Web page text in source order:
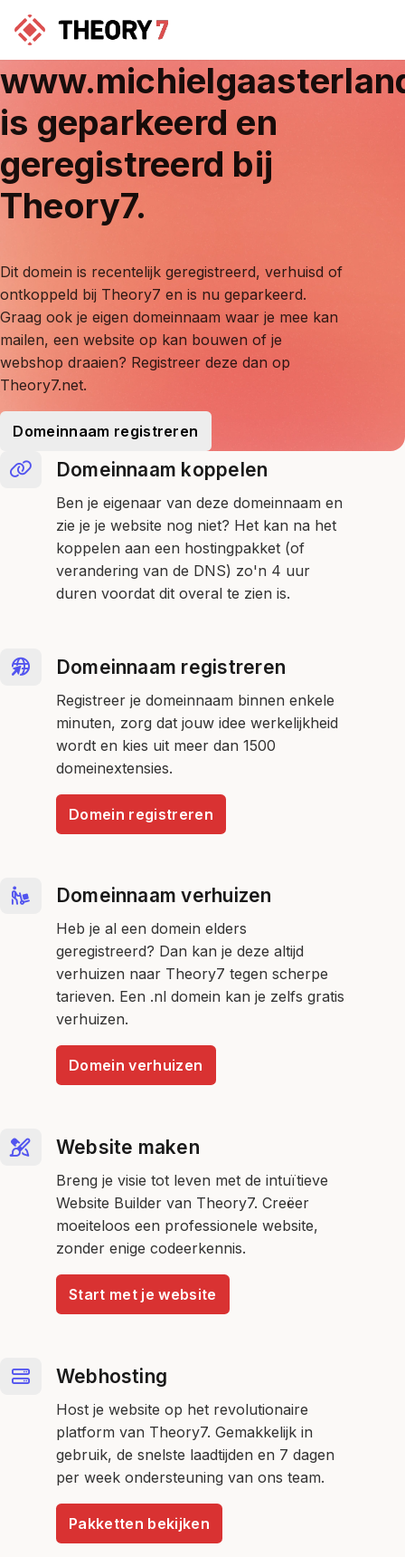
is geparkeerd en
geregistreerd bij
Theory7.
Dit domein is recentelijk geregistreerd, verhuisd of
ontkoppeld bij Theory7 en is nu geparkeerd.
Graag ook je eigen domeinnaam waar je mee kan
mailen, een website op kan bouwen of je
webshop draaien? Registreer deze dan op
Theory7.net.
Domeinnaam registreren
Domeinnaam koppelen
Ben je eigenaar van deze domeinnaam en
zie je je website nog niet? Het kan na het
koppelen aan een hostingpakket (of
verandering van de DNS) zo'n 4 uur
duren voordat dit overal te zien is.
Domeinnaam registreren
Registreer je domeinnaam binnen enkele
minuten, zorg dat jouw idee werkelijkheid
wordt en kies uit meer dan 1500
domeinextensies.
Domein registreren
Domeinnaam verhuizen
Heb je al een domein elders
geregistreerd? Dan kan je deze altijd
verhuizen naar Theory7 tegen scherpe
tarieven. Een .nl domein kan je zelfs gratis
verhuizen.
Domein verhuizen
Website maken
Breng je visie tot leven met de intuïtieve
Website Builder van Theory7. Creëer
moeiteloos een professionele website,
zonder enige codeerkennis.
Start met je website
Webhosting
Host je website op het revolutionaire
platform van Theory7. Gemakkelijk in
gebruik, de snelste laadtijden en 7 dagen
per week ondersteuning van ons team.
Pakketten bekijken